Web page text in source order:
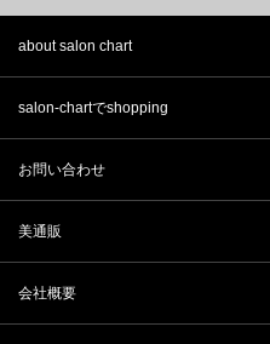
服装で最も大事なポイントは
どんなにおしゃれな服装を
さは半減します。
ヒゲを生やして、破れたデ
うか？
そんな服装が似合うのは、
美容師の服装は冬
きやすさが大事！
about salon chart
salon-chartでshopping
お問い合わせ
美通販
会社概要